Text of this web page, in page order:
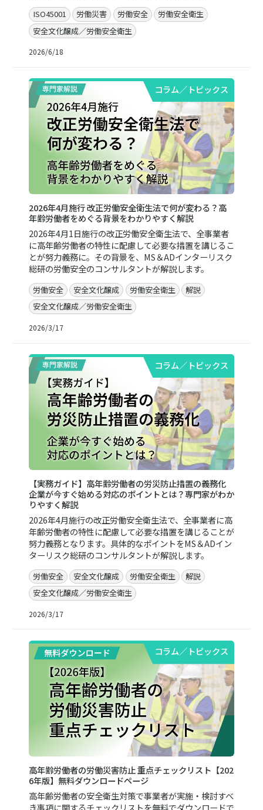
ISO45001 労働災害 労働安全
労働安全衛生
安全文化醸成／労働安全衛生
2026/6/18
コラム／トピックス
2026年4月施行 改正労働安全衛生法で何が変わる？高
年齢労働者をめぐる背景をわかりやすく解説
2026年4月1日施行の改正労働安全衛生法で、全事業者
に高年齢労働者の特性に配慮して必要な措置を講じるこ
とが努力義務に。その背景を、MS＆ADインターリスク
総研の労働安全のコンサルタントが解説します。
労働安全 安全文化醸成 労働安全衛生
解説
安全文化醸成／労働安全衛生
2026/3/17
コラム／トピックス
【実務ガイド】高年齢労働者の労災防止措置の義務化
企業が今すぐ始める対応のポイントとは？専門家がわか
りやすく解説
2026年4月施行の改正労働安全衛生法で、全事業者に高
年齢労働者の特性に配慮して必要な措置を講じることが
努力義務となります。具体的なポイントをMS＆ADイン
ターリスク総研のコンサルタントが解説します。
労働安全 安全文化醸成 労働安全衛生
解説
安全文化醸成／労働安全衛生
2026/3/17
コラム／トピックス
高年齢労働者の労働災害防止 重点チェックリスト【202
6年版】無料ダウンロードページ
高年齢労働者の安全衛生対策で事業者が実施・検討すべ
き事項に関するチェックリストを無料でダウンロードで